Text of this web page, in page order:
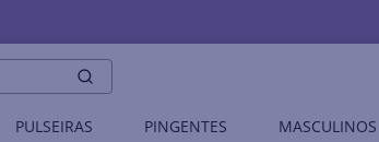
PULSEIRAS PINGENTES MASCULINOS